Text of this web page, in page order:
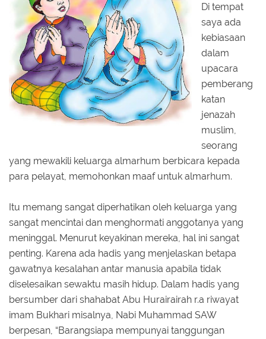
Di tempat
saya ada
kebiasaan
dalam
upacara
pemberang
katan
jenazah
muslim,
seorang
yang mewakili keluarga almarhum berbicara kepada
para pelayat, memohonkan maaf untuk almarhum.
Itu memang sangat diperhatikan oleh keluarga yang
sangat mencintai dan menghormati anggotanya yang
meninggal. Menurut keyakinan mereka, hal ini sangat
penting. Karena ada hadis yang menjelaskan betapa
gawatnya kesalahan antar manusia apabila tidak
diselesaikan sewaktu masih hidup. Dalam hadis yang
bersumber dari shahabat Abu Hurairairah r.a riwayat
imam Bukhari misalnya, Nabi Muhammad SAW
berpesan, “Barangsiapa mempunyai tanggungan